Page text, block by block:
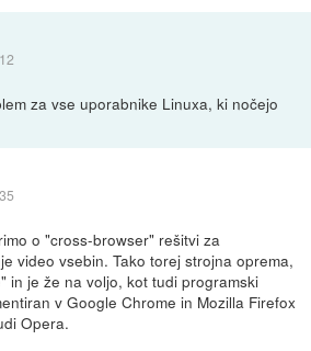
za vse uporabnike Linuxa, ki nočejo
o "cross-browser" rešitvi za
video vsebin. Tako torej strojna oprema,
in je že na voljo, kot tudi programski
v Google Chrome in Mozilla Firefox
Opera.